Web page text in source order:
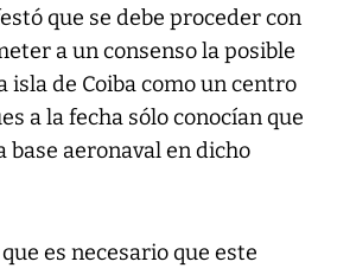
que se debe proceder con
a un consenso la posible
isla de Coiba como un centro
a la fecha sólo conocían que
base aeronaval en dicho
es necesario que este